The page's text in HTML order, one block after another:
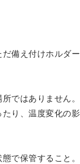
備え付けホルダ
ではありません
り、温度変化の
で保管すること